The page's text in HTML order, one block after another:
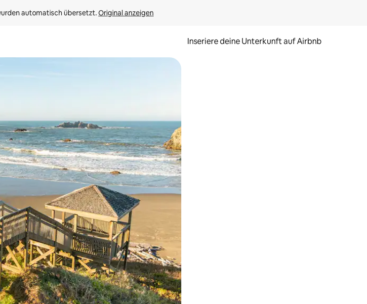
automatisch übersetzt. Original anzeigen
Inseriere deine Unterkunft auf Airbnb
unten oder erkunde die Ergebnisse durch Berühren oder Wischgesten.